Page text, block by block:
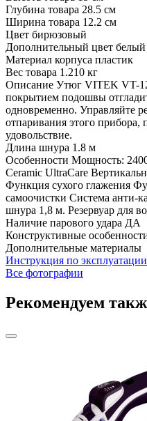
Глубина товара 28.5 см
Ширина товара 12.2 см
Цвет бирюзовый
Дополнительный цвет белый
Материал корпуса пластик
Вес товара 1.210 кг
Описание Утюг VITEK VT-
покрытием подошвы
одновременно. Управляйте
отпаривания этого
удовольствие.
Длина шнура 1.8 м
Особенности Мощность:
Ceramic UltraCare
Функция сухого глажения
самоочистки Система анти-
шнура 1,8 м. Резервуар для
Наличие парового удара ДА
Конструктивные
Дополнительные материалы
Инструкция по
Все фотографии
Рекомендуем